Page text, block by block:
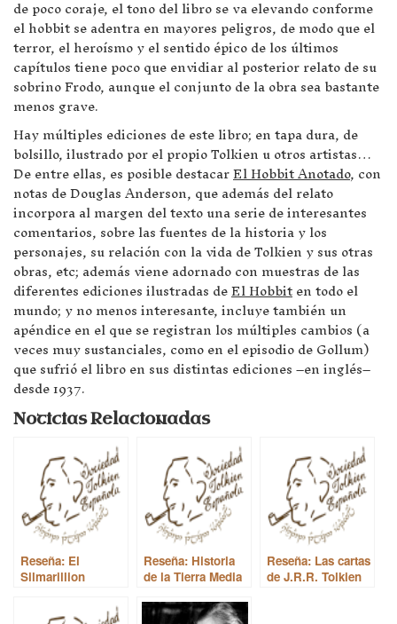
de poco coraje, el tono del libro se va elevando conforme
el hobbit se adentra en mayores peligros, de modo que el
terror, el heroísmo y el sentido épico de los últimos
capítulos tiene poco que envidiar al posterior relato de su
sobrino Frodo, aunque el conjunto de la obra sea bastante
menos grave.
Hay múltiples ediciones de este libro; en tapa dura, de
bolsillo, ilustrado por el propio Tolkien u otros artistas…
De entre ellas, es posible destacarEl Hobbit Anotado, con
notas de Douglas Anderson, que además del relato
incorpora al margen del texto una serie de interesantes
comentarios, sobre las fuentes de la historia y los
personajes, su relación con la vida de Tolkien y sus otras
obras, etc; además viene adornado con muestras de las
diferentes ediciones ilustradas deEl Hobbiten todo el
mundo; y no menos interesante, incluye también un
apéndice en el que se registran los múltiples cambios (a
veces muy sustanciales, como en el episodio de Gollum)
que sufrió el libro en sus distintas ediciones –en inglés–
desde 1937.
Noticias Relacionadas
Reseña: El
Silmarillion
Reseña: Historia
de la Tierra Media
Reseña: Las cartas
de J.R.R. Tolkien